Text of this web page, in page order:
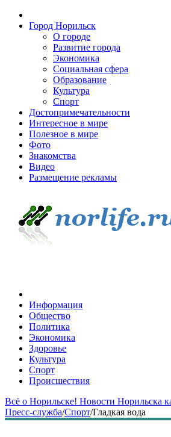
Город Норильск
О городе
Развитие города
Экономика
Социальная сфера
Образование
Культура
Спорт
Достопримечательности
Интересное в мире
Полезное в мире
Фото
Знакомства
Видео
Размещение рекламы
Информация
Общество
Политика
Экономика
Здоровье
Культура
Спорт
Происшествия
Всё о Норильске! Новости Норильска
Пресс-служба/Спорт/Гладкая вода